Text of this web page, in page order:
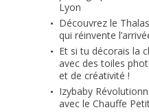
Lyon
Découvrez le
qui réinvente
Et si tu décorais la
avec des toiles
et de créativité !
Izybaby
avec le Chauffe